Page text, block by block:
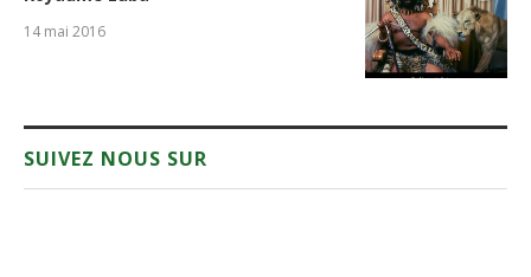
14 mai 2016
SUIVEZ NOUS SUR